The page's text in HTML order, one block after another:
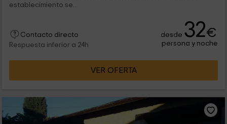
establecimiento se...
Contacto directo
Respuesta inferior a 24h
desde 32€
persona y noche
VER OFERTA